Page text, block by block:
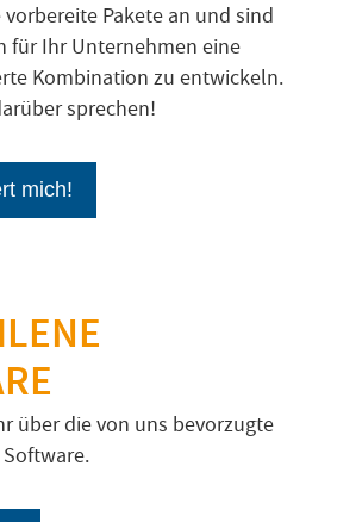
Pakete an und sind
für Ihr Unternehmen eine
Kombination zu entwickeln.
sprechen!
mich!
über die von uns bevorzugte